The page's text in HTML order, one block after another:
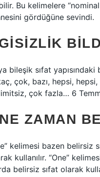
Bu kelimelere
gördüğüne sevindi.
bileşik sıfat
çok, bazı, hepsi,
limitsiz, çok fazla… 6
ZAMAN
kelimesi bazen belirsiz
kullanılır. “One”
belirsiz sıfat olarak